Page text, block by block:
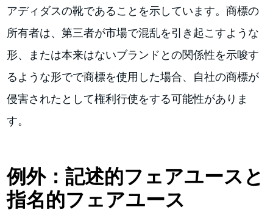
アディダスの靴であることを示しています。商標の
所有者は、第三者が市場で混乱を引き起こすような
形、または本来はないブランドとの関係性を示唆す
るような形でで商標を使用した場合、自社の商標が
侵害されたとして権利行使をする可能性がありま
す。
例外：記述的フェアユースと
指名的フェアユース